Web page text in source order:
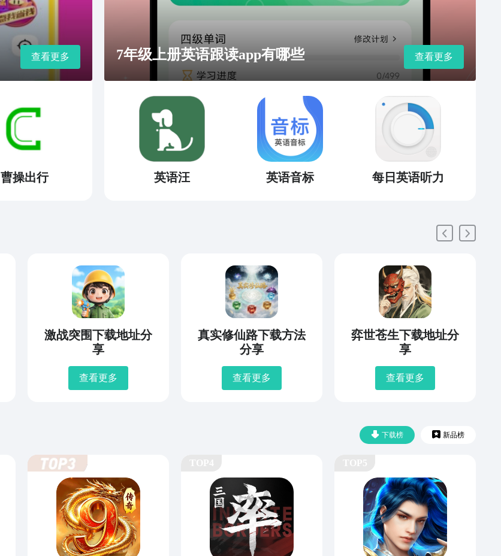
查看更多
曹操出行
7年级上册英语跟读app有哪些 查看更多
英语汪 英语音标 每日英语听力
激战突围下载地址分
享
查看更多
真实修仙路下载方法
分享
查看更多
弈世苍生下载地址分
享
查看更多
下载榜 新品榜